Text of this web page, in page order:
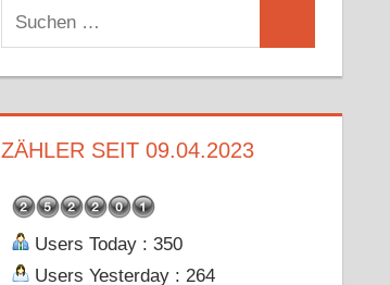
Suchen
nach:
ZÄHLER SEIT 09.04.2023
Users Today : 350
Users Yesterday : 264